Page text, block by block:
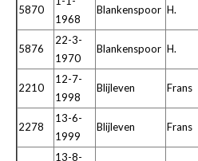
5870
1968
Blankenspoor H.
5876
22-3-
1970
Blankenspoor H.
2210
12-7-
1998
Blijleven Frans
2278
13-6-
1999
Blijleven Frans
13-8-